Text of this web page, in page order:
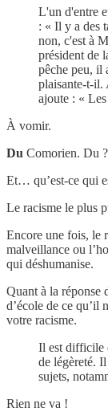
L'un d'entre
: « Il y a des
non, c'est à
président de
pêche peu, il
plaisante-t-il.
ajoute : «
À vomir.
Du Comorien. Du ?
Et… qu’est-ce qui
Le racisme le plus
Encore une fois, le
malveillance ou
qui déshumanise.
Quant à la réponse
d’école de ce qu’il
votre racisme.
Il est difficile
de légèreté.
sujets,
Rien ne va !